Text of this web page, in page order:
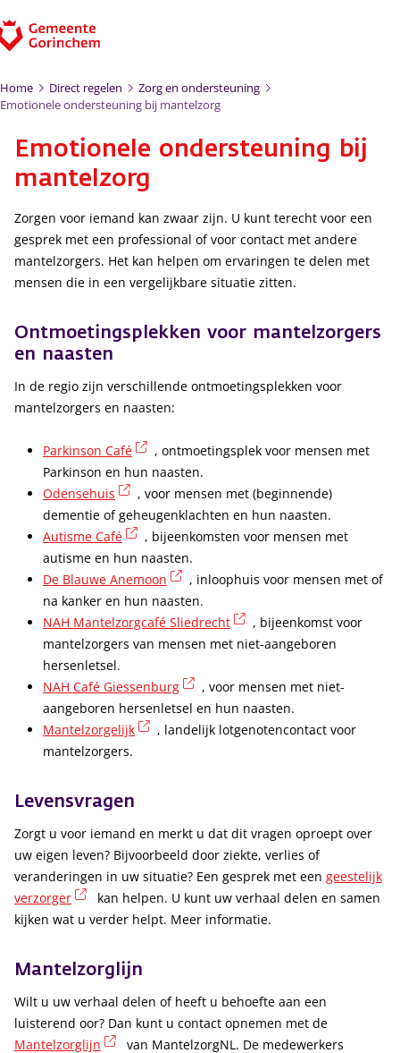
Home Direct regelen
Zorg en ondersteuning
Emotionele ondersteuning bij mantelzorg
Emotionele ondersteuning bij
mantelzorg
Zorgen voor iemand kan zwaar zijn. U kunt terecht voor een
gesprek met een professional of voor contact met andere
mantelzorgers. Het kan helpen om ervaringen te delen met
mensen die in een vergelijkbare situatie zitten.
Ontmoetingsplekken voor mantelzorgers
en naasten
In de regio zijn verschillende ontmoetingsplekken voor
mantelzorgers en naasten:
Parkinson Café (externe link)
, ontmoetingsplek voor mensen met
Parkinson en hun naasten.
Odensehuis
(externe link)
, voor mensen met (beginnende)
dementie of geheugenklachten en hun naasten.
Autisme Café
(externe link)
, bijeenkomsten voor mensen met
autisme en hun naasten.
De Blauwe Anemoon
(externe link)
, inloophuis voor mensen met of
na kanker en hun naasten.
NAH Mantelzorgcafé Sliedrecht
(externe link)
, bijeenkomst voor
mantelzorgers van mensen met niet-aangeboren
hersenletsel.
NAH Café Giessenburg
(externe link)
, voor mensen met niet-
aangeboren hersenletsel en hun naasten.
Mantelzorgelijk
(externe link)
, landelijk lotgenotencontact voor
mantelzorgers.
Levensvragen
Zorgt u voor iemand en merkt u dat dit vragen oproept over
uw eigen leven? Bijvoorbeeld door ziekte, verlies of
veranderingen in uw situatie? Een gesprek met een geestelijk
verzorger
(externe link)
kan helpen. U kunt uw verhaal delen en samen
kijken wat u verder helpt. Meer informatie.
Mantelzorglijn
Wilt u uw verhaal delen of heeft u behoefte aan een
luisterend oor? Dan kunt u contact opnemen met de
Mantelzorglijn
(externe link)
van MantelzorgNL. De medewerkers